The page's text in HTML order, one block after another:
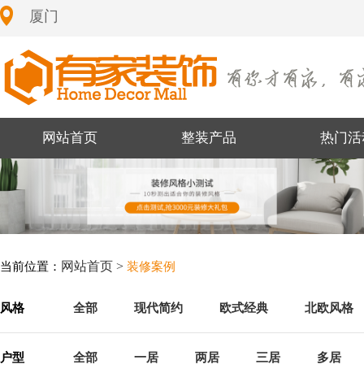
厦门
网站首页 整装产品 热门活
当前位置： 网站首页 > 装修案例
风格 全部 现代简约 欧式经典 北欧风格
户型 全部 一居 两居 三居 多居